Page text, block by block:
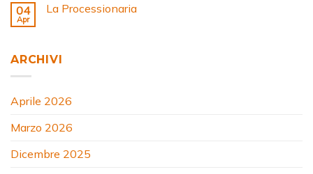
04
Apr
La Processionaria
ARCHIVI
Aprile 2026
Marzo 2026
Dicembre 2025